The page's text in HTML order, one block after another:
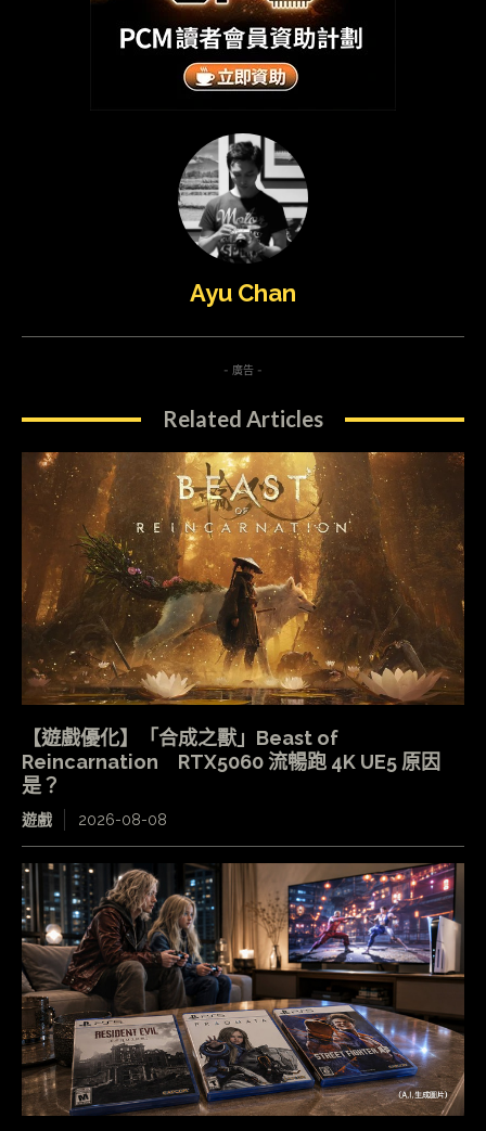
Ayu Chan
- 廣告 -
Related Articles
【遊戲優化】「合成之獸」Beast of
Reincarnation RTX5060 流暢跑 4K UE5 原因
是？
遊戲 2026-08-08